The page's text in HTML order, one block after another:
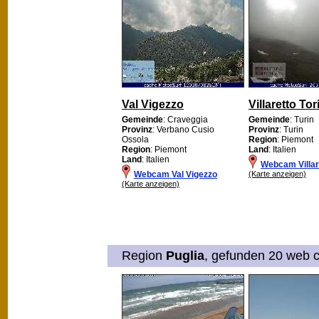
Val Vigezzo
Gemeinde: Craveggia
Provinz: Verbano Cusio
Ossola
Region: Piemont
Land: Italien
Webcam Val Vigezzo
(Karte anzeigen)
Villaretto
Gemeinde: Turin
Provinz: Turin
Region: Piemont
Land: Italien
Webcam
(Karte anzeigen)
Region Puglia, gefunden 20 web